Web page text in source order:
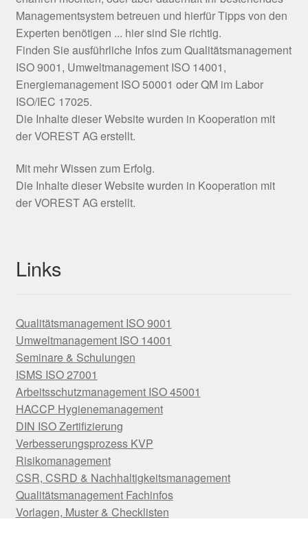
Managementsystem betreuen und hierfür Tipps von den
Experten benötigen ... hier sind Sie richtig.
Finden Sie ausführliche Infos zum Qualitätsmanagement
ISO 9001, Umweltmanagement ISO 14001,
Energiemanagement ISO 50001 oder QM im Labor
ISO/IEC 17025.
Die Inhalte dieser Website wurden in Kooperation mit
der VOREST AG erstellt.
Mit mehr Wissen zum Erfolg.
Die Inhalte dieser Website wurden in Kooperation mit
der VOREST AG erstellt.
Links
Qualitätsmanagement ISO 9001
Umweltmanagement ISO 14001
Seminare & Schulungen
ISMS ISO 27001
Arbeitsschutzmanagement ISO 45001
HACCP Hygienemanagement
DIN ISO Zertifizierung
Verbesserungsprozess KVP
Risikomanagement
CSR, CSRD & Nachhaltigkeitsmanagement
Qualitätsmanagement Fachinfos
Vorlagen, Muster & Checklisten